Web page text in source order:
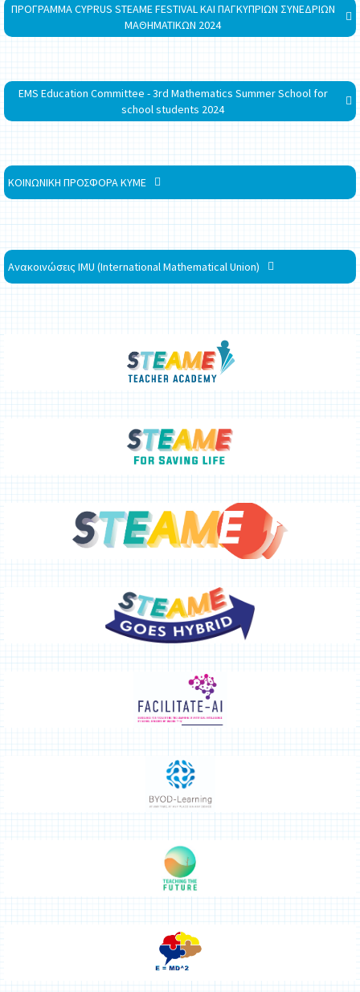
ΠΡΟΓΡΑΜΜΑ CYPRUS STEAME FESTIVAL ΚΑΙ ΠΑΓΚΥΠΡΙΩΝ ΣΥΝΕΔΡΙΩΝ
ΜΑΘΗΜΑΤΙΚΩΝ 2024
EMS Education Committee - 3rd Mathematics Summer School for
school students 2024
ΚΟΙΝΩΝΙΚΗ ΠΡΟΣΦΟΡΑ ΚΥΜΕ
Ανακοινώσεις IMU (International Mathematical Union)